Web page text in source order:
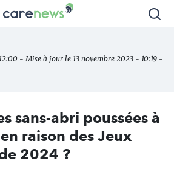
Carenews,
des- Mise à jour le 13 novembre 2023 - 10:19 -
sans-abri poussées à
raison des Jeux
2024 ?